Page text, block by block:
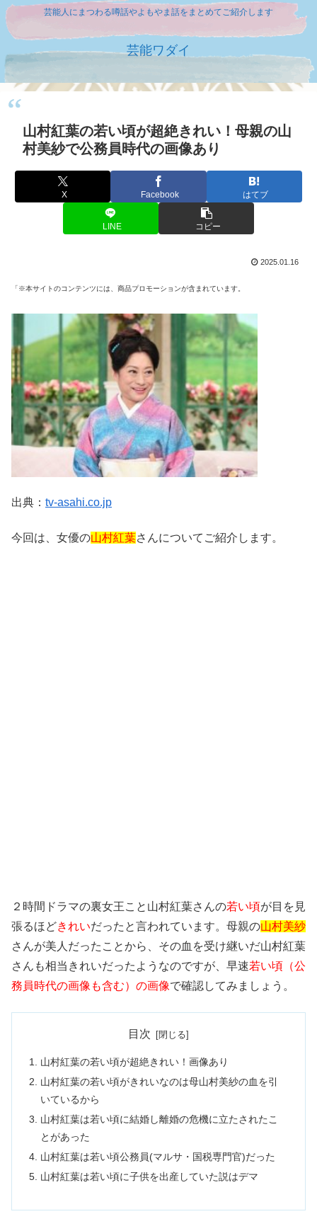
芸能人にまつわる噂話やよもやま話をまとめてご紹介します
芸能ワダイ
山村紅葉の若い頃が超絶きれい！母親の山
村美紗で公務員時代の画像あり
X Facebook はてブ
LINE コピー
2025.01.16
「※本サイトのコンテンツには、商品プロモーションが含まれています。
出典： tv-asahi.co.jp
今回は、女優の山村紅葉さんについてご紹介します。
２時間ドラマの裏女王こと山村紅葉さんの若い頃が目を見
張るほどきれいだったと言われています。母親の山村美紗
さんが美人だったことから、その血を受け継いだ山村紅葉
さんも相当きれいだったようなのですが、早速若い頃（公
務員時代の画像も含む）の画像で確認してみましょう。
目次
山村紅葉の若い頃が超絶きれい！画像あり
山村紅葉の若い頃がきれいなのは母山村美紗の血を引
いているから
山村紅葉は若い頃に結婚し離婚の危機に立たされたこ
とがあった
山村紅葉は若い頃公務員(マルサ・国税専門官)だった
山村紅葉は若い頃に子供を出産していた説はデマ